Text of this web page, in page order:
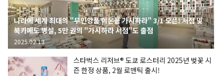
나라에 세계 최대의 "무인양품 이온몰 가시하라" 3/1 오픈! 서점 및
북카페도 병설, 5만 권의 "가시하라 서점"도 출점
2025.02.13
스타벅스 리저브® 도쿄 로스터리 2025년 벚꽃 시
즌 한정 상품, 2월 로맨틱 출시!